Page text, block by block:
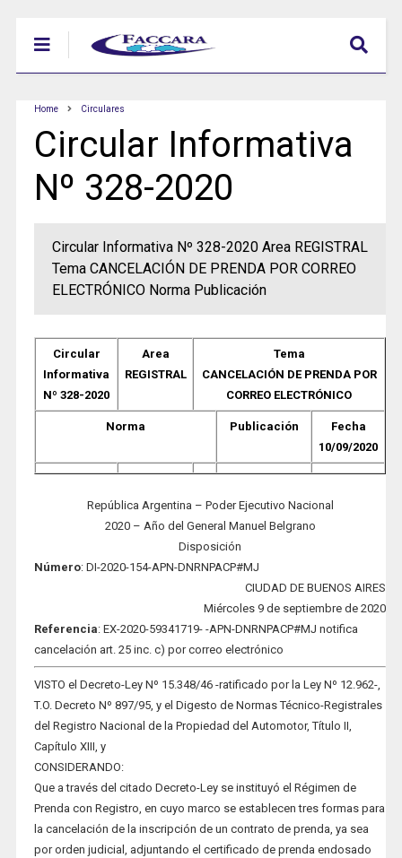
Home Circulares
Circular Informativa
Nº 328-2020
Circular Informativa Nº 328-2020 Area REGISTRAL
Tema CANCELACIÓN DE PRENDA POR CORREO
ELECTRÓNICO Norma Publicación
Circular
Informativa
Nº 328-2020
Area
REGISTRAL
Tema
CANCELACIÓN DE PRENDA POR
CORREO ELECTRÓNICO
Norma Publicación
Fecha
10/09/2020
República Argentina – Poder Ejecutivo Nacional
2020 – Año del General Manuel Belgrano
Disposición
Número: DI-2020-154-APN-DNRNPACP#MJ
CIUDAD DE BUENOS AIRES
Miércoles 9 de septiembre de 2020
Referencia: EX-2020-59341719- -APN-DNRNPACP#MJ notifica
cancelación art. 25 inc. c) por correo electrónico
VISTO el Decreto-Ley Nº 15.348/46 -ratificado por la Ley Nº 12.962-,
T.O. Decreto Nº 897/95, y el Digesto de Normas Técnico-Registrales
del Registro Nacional de la Propiedad del Automotor, Título II,
Capítulo XIII, y
CONSIDERANDO:
Que a través del citado Decreto-Ley se instituyó el Régimen de
Prenda con Registro, en cuyo marco se establecen tres formas para
la cancelación de la inscripción de un contrato de prenda, ya sea
por orden judicial, adjuntando el certificado de prenda endosado